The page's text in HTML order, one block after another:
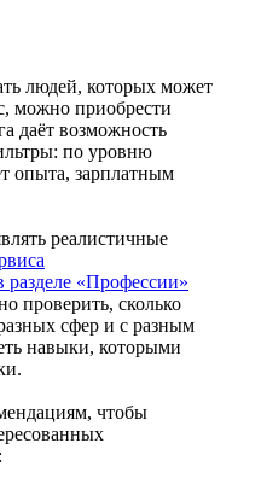
людей, которых может
можно приобрести
даёт возможность
по уровню
опыта, зарплатным
реалистичные
разделе «Профессии»
проверить, сколько
сфер и с разным
навыки, которыми
чтобы